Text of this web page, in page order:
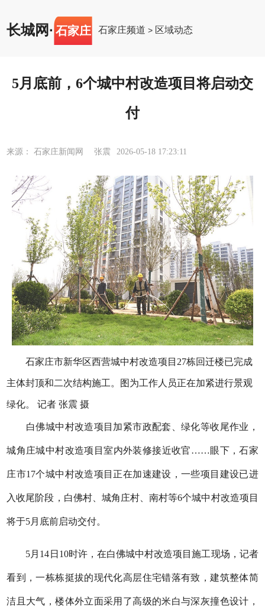
长城网· 石家庄 石家庄频道 > 区域动态
5月底前，6个城中村改造项目将启动交
付
来源： 石家庄新闻网 张震 2026-05-18 17:23:11
石家庄市新华区西营城中村改造项目27栋回迁楼已完成
主体封顶和二次结构施工。图为工作人员正在加紧进行景观
绿化。 记者 张震 摄
白佛城中村改造项目加紧市政配套、绿化等收尾作业，
城角庄城中村改造项目室内外装修接近收官……眼下，石家
庄市17个城中村改造项目正在加速建设，一些项目建设已进
入收尾阶段，白佛村、城角庄村、南村等6个城中村改造项目
将于5月底前启动交付。
5月14日10时许，在白佛城中村改造项目施工现场，记者
看到，一栋栋挺拔的现代化高层住宅错落有致，建筑整体简
洁且大气，楼体外立面采用了高级的米白与深灰撞色设计，